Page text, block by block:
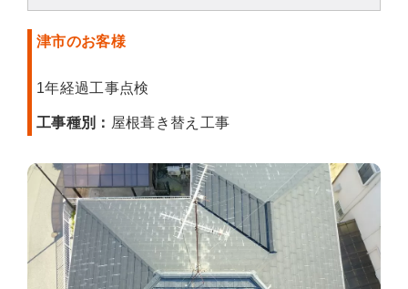
津市のお客様
1年経過工事点検
工事種別： 屋根葺き替え工事